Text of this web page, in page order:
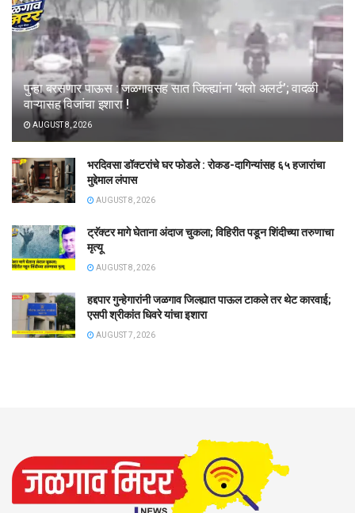
पुन्हा बरसणार पाऊस : जळगावसह सात जिल्ह्यांना ‘यलो अलर्ट’; वादळी
वाऱ्यासह विजांचा इशारा !
AUGUST 8, 2026
भरदिवसा डॉक्टरांचे घर फोडले : रोकड-दागिन्यांसह ६५ हजारांचा
मुद्देमाल लंपास
AUGUST 8, 2026
ट्रॅक्टर मागे घेताना अंदाज चुकला; विहिरीत पडून शिंदीच्या तरुणाचा
मृत्यू
AUGUST 8, 2026
हद्दपार गुन्हेगारांनी जळगाव जिल्ह्यात पाऊल टाकले तर थेट कारवाई;
एसपी श्रीकांत धिवरे यांचा इशारा
AUGUST 7, 2026